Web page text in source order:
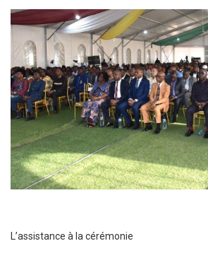
L’assistance à la cérémonie